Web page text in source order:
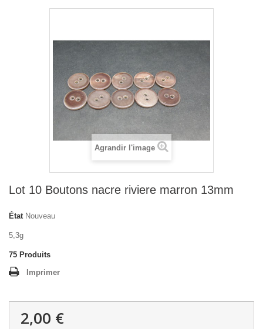
Agrandir l'image
Lot 10 Boutons nacre riviere marron 13mm
État Nouveau
5,3g
75 Produits
Imprimer
2,00 €